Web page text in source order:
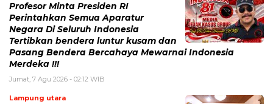
Profesor Minta Presiden RI
Perintahkan Semua Aparatur
Negara Di Seluruh Indonesia
Tertibkan bendera luntur kusam dan
Pasang Bendera Bercahaya Mewarnai Indonesia
Merdeka !!!
Jumat, 7 Agu 2026 - 02:12 WIB
Lampung utara